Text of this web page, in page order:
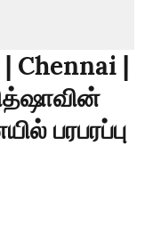
Chennai |
பரபரப்பு